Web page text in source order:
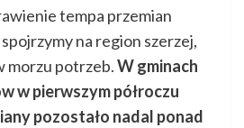
tempa przemian
na region szerzej,
morzu potrzeb.W gminach
w pierwszym półroczu
pozostało nadal ponad